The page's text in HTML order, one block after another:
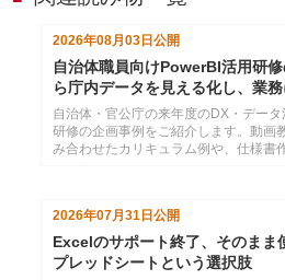
2026年08月03日公開
自治体職員向けPowerBI活用研
ら庁内データを見える化し、業
自治体・官公庁の来年度のDX・デー
研修の企画事例をご紹介します。動画
み合わせたカリキュラム例や、仕様書
2026年07月31日 公開
Excelのサポート終了、そのまま
プレッドシートという選択肢